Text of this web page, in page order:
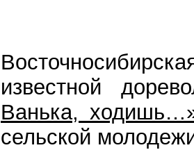
известной
Ванька,
сельской